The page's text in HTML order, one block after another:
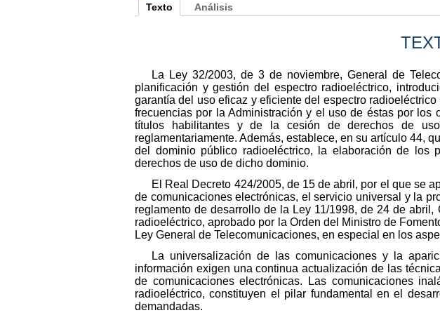
Texto
La Ley 32/2003, de 3 de noviembre, General de
planificación y gestión del espectro radioeléctrico,
garantía del uso eficaz y eficiente del espectro
frecuencias por la Administración y el uso de éstas por
títulos habilitantes y de la cesión de derechos de
reglamentariamente. Además, establece, en su artículo 44,
del dominio público radioeléctrico, la elaboración de los
derechos de uso de dicho dominio.
El Real Decreto 424/2005, de 15 de abril, por el que se
de comunicaciones electrónicas, el servicio universal y la
reglamento de desarrollo de la Ley 11/1998, de 24 de
radioeléctrico, aprobado por la Orden del Ministro de
Ley General de Telecomunicaciones, en especial en los
La universalización de las comunicaciones y la
información exigen una continua actualización de las
de comunicaciones electrónicas. Las comunicaciones
radioeléctrico, constituyen el pilar fundamental en el
demandadas.
Análisis